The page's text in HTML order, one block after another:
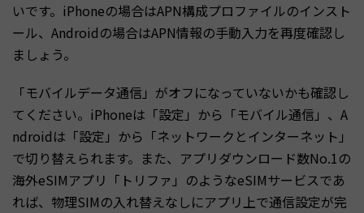
いです。iPhoneの場合はAPN構成プロファイルのインスト
ール、Androidの場合はAPN情報の手動入力を再度確認し
ましょう。
「モバイルデータ通信」がオフになっていないかも確認し
てください。iPhoneは「設定」から「モバイル通信」、A
ndroidは「設定」から「ネットワークとインターネット」
で切り替えられます。また、アプリダウンロード数No.1の
海外eSIMアプリ「トリファ」のようなeSIMサービスであ
れば、物理SIMの入れ替えなしにアプリ上で通信設定が完